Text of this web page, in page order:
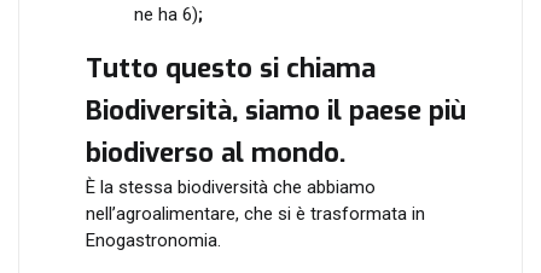
ne ha 6);
Tutto questo si chiama
Biodiversità, siamo il paese più
biodiverso al mondo.
È la stessa biodiversità che abbiamo
nell’agroalimentare, che si è trasformata in
Enogastronomia.